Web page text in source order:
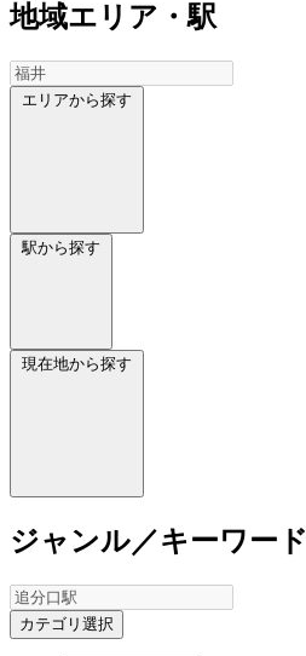
地域エリア・駅
エリアから探す
駅から探す
現在地から探す
ジャンル／キーワード
カテゴリ選択